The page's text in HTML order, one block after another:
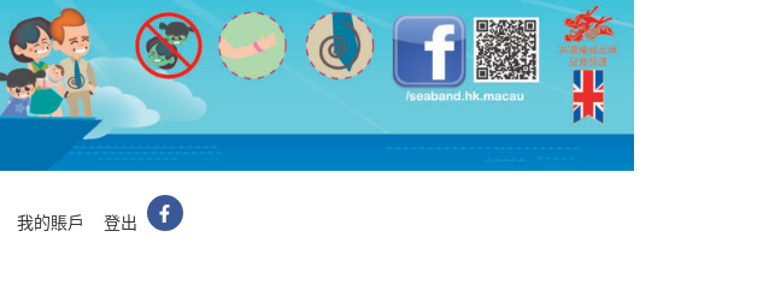
我的賬戶 登出